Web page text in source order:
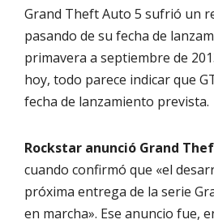
Grand Theft Auto 5 sufrió un
pasando de su fecha de
primavera a septiembre de
hoy, todo parece indicar que
fecha de lanzamiento prevista.
Rockstar anunció Grand
cuando confirmó que «el
próxima entrega de la serie
en marcha». Ese anuncio fue,